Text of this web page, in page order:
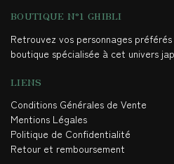
BOUTIQUE N°1 GHIBLI
Retrouvez vos personnages
boutique spécialisée à cet univers
LIENS
Conditions Générales de Vente
Mentions Légales
Politique de Confidentialité
Retour et remboursement